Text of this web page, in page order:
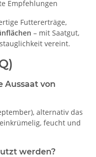
Empfehlungen
Futtererträge,
– mit Saatgut,
vereint.
Aussaat von
alternativ das
feucht und
werden?